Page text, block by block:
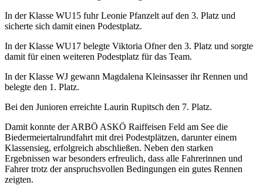
In der Klasse WU15 fuhr Leonie Pfanzelt auf den 3. Platz und
sicherte sich damit einen Podestplatz.
In der Klasse WU17 belegte Viktoria Ofner den 3. Platz und sorgte
damit für einen weiteren Podestplatz für das Team.
In der Klasse WJ gewann Magdalena Kleinsasser ihr Rennen und
belegte den 1. Platz.
Bei den Junioren erreichte Laurin Rupitsch den 7. Platz.
Damit konnte der ARBÖ ASKÖ Raiffeisen Feld am See die
Biedermeiertalrundfahrt mit drei Podestplätzen, darunter einem
Klassensieg, erfolgreich abschließen. Neben den starken
Ergebnissen war besonders erfreulich, dass alle Fahrerinnen und
Fahrer trotz der anspruchsvollen Bedingungen ein gutes Rennen
zeigten.